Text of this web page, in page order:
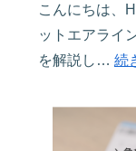
こんにちは、
ットエアライ
を解説し… 続